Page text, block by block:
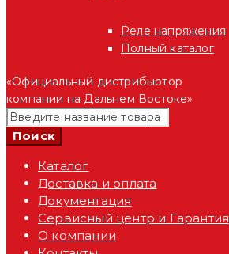
Реле напряжения
Полный каталог
«Официальный дистрибьютор
компании на Дальнем Востоке»
Каталог
Доставка и оплата
Документация
Сервисный центр и Гарантия
О компании